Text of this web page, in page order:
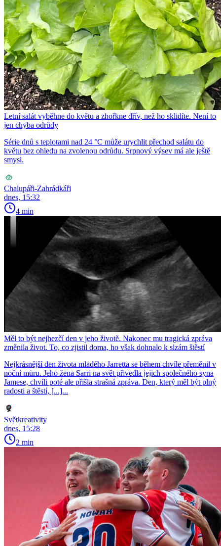
Letní salát vyběhne do květu a zhořkne dřív, než ho sklidíte. Není to
jen chyba odrůdy
Série dnů s teplotami nad 24 °C může urychlit přechod salátu do
květu bez ohledu na zvolenou odrůdu. Srpnový výsev má ale ještě
smysl.
Chalupáři-Zahrádkáři
dnes, 15:32
4 min
Měl to být nejhezčí den v jeho životě. Nakonec mu tragická zpráva
změnila život. To, co zjistil doma, ho však dohnalo k slzám štěstí
Nejkrásnější den života mladého Jarretta se během chvíle přeměnil v
noční můru. Jeho žena Sarri na svět přivedla jejich společného syna
Jamese, chvíli poté ale přišla strašná zpráva. Den, který měl být plný
radosti a štěstí, [...]...
Světkreativity
dnes, 15:28
2 min